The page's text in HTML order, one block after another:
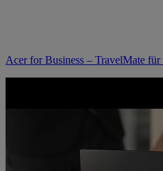
Acer for Business – TravelMate für